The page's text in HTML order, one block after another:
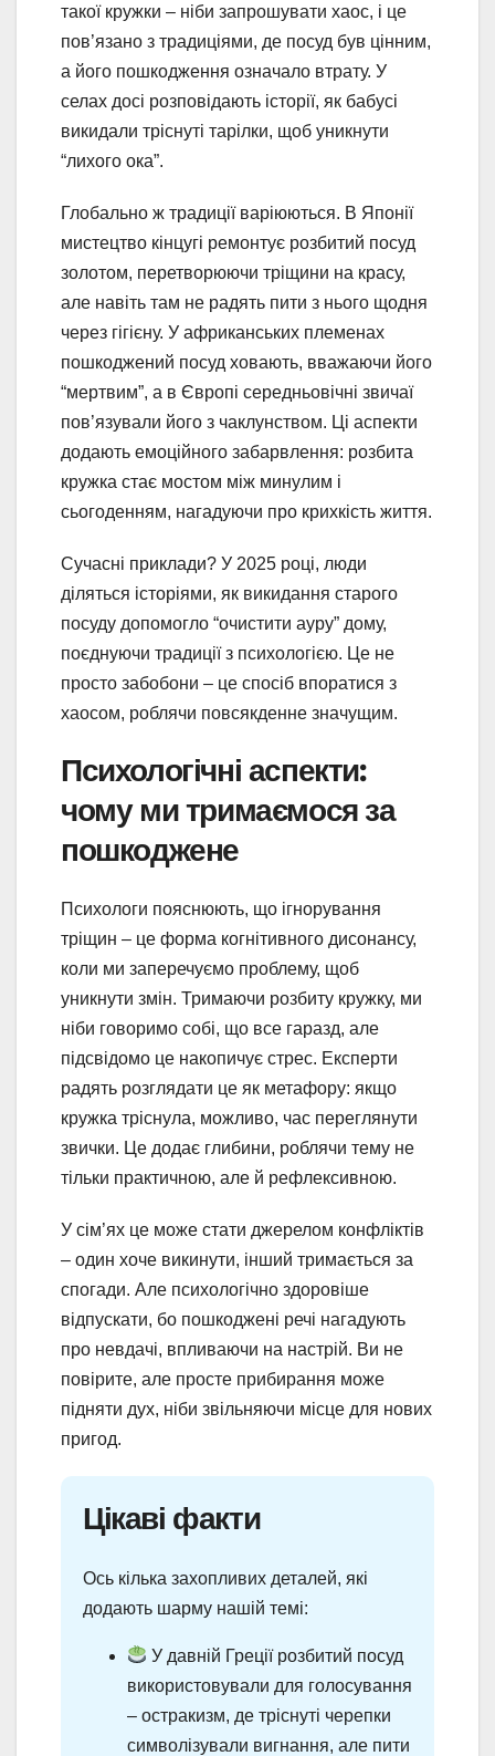
такої кружки – ніби запрошувати хаос, і це
пов’язано з традиціями, де посуд був цінним,
а його пошкодження означало втрату. У
селах досі розповідають історії, як бабусі
викидали тріснуті тарілки, щоб уникнути
“лихого ока”.
Глобально ж традиції варіюються. В Японії
мистецтво кінцугі ремонтує розбитий посуд
золотом, перетворюючи тріщини на красу,
але навіть там не радять пити з нього щодня
через гігієну. У африканських племенах
пошкоджений посуд ховають, вважаючи його
“мертвим”, а в Європі середньовічні звичаї
пов’язували його з чаклунством. Ці аспекти
додають емоційного забарвлення: розбита
кружка стає мостом між минулим і
сьогоденням, нагадуючи про крихкість життя.
Сучасні приклади? У 2025 році, люди
діляться історіями, як викидання старого
посуду допомогло “очистити ауру” дому,
поєднуючи традиції з психологією. Це не
просто забобони – це спосіб впоратися з
хаосом, роблячи повсякденне значущим.
Психологічні аспекти:
чому ми тримаємося за
пошкоджене
Психологи пояснюють, що ігнорування
тріщин – це форма когнітивного дисонансу,
коли ми заперечуємо проблему, щоб
уникнути змін. Тримаючи розбиту кружку, ми
ніби говоримо собі, що все гаразд, але
підсвідомо це накопичує стрес. Експерти
радять розглядати це як метафору: якщо
кружка тріснула, можливо, час переглянути
звички. Це додає глибини, роблячи тему не
тільки практичною, але й рефлексивною.
У сім’ях це може стати джерелом конфліктів
– один хоче викинути, інший тримається за
спогади. Але психологічно здоровіше
відпускати, бо пошкоджені речі нагадують
про невдачі, впливаючи на настрій. Ви не
повірите, але просте прибирання може
підняти дух, ніби звільняючи місце для нових
пригод.
Цікаві факти
Ось кілька захопливих деталей, які
додають шарму нашій темі:
У давній Греції розбитий посуд
використовували для голосування
– остракизм, де тріснуті черепки
символізували вигнання, але пити